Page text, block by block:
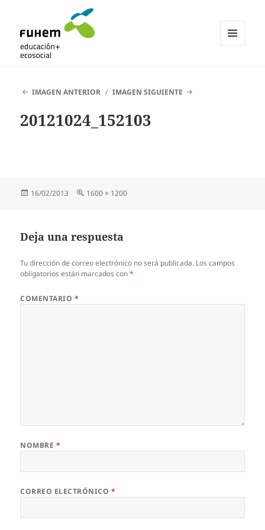
IMAGEN ANTERIOR IMAGEN SIGUIENTE
20121024_152103
Publicado
16/02/2013
Tamaño
1600 × 1200
Deja una respuesta
Tu dirección de correo electrónico no será publicada. Los campos
obligatorios están marcados con*
COMENTARIO *
NOMBRE *
CORREO ELECTRÓNICO *